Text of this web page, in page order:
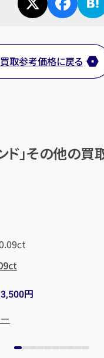
1分！
合受付】24時間・年中無
取参考価格に戻る
ド」その他の
円